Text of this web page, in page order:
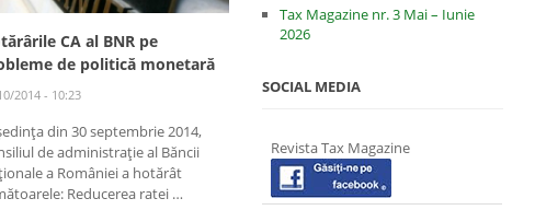
CA al BNR pe
de politică monetară
2014 - 10:23
din 30 septembrie 2014,
de administraţie al Băncii
a României a hotărât
Reducerea ratei …
Tax Magazine nr. 3 Mai – Iunie
2026
SOCIAL MEDIA
Revista Tax Magazine